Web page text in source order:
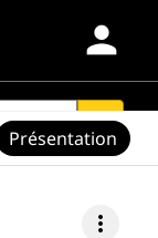
person
search
more_vert
Présentation